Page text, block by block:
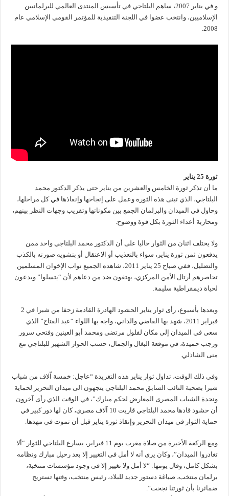
و في يناير 2007، ساهم البلتاجي في تأسيس المنتدى العالمي للبرلمانيين
الإسلاميين، وانتخب عضوا في اللجنة التنفيذية للمؤتمر القومي الإسلامي عام
2008.
ثورة 25 يناير
ما أن تذكر ثورة الخامس والعشرين من يناير حتى يذكر الدكتور محمد
البلتاجي، الذي تبنى هذه الثورة وعمل على إنجاحها وإنقاذها في كل مراحلها،
وحاول في الميدان والبرلمان الجمع بين مكوناتها وتقريب وجهات النظر بينهم،
ومحاربة أعداء الثورة بكل قوة ووضوح.
ولا يختلف اثنان من الثوار حاليا على أن الدكتور محمد البلتاجي واحد ممن
يدفعون ثمن ثورة يناير، سواء بالتعذيب أو الاعتقال أو بتشويه صورته بالكذب
والتضليل، ففي صباح 25 يناير 2011، شاهده الجميع نواب الإخوان المسلمين
تحاصرهم أرتال الأمن المركزي، يهتفون ضد من دعاهم لأن “يتسلوا” ويدعون
لحياة ديمقراطية سليمة.
وبعدها بأسبوع، رأى ثوار يناير الحشود الهادرة القادمة زحفا من شبرا في 2
فبراير 2011، شهد بها القاضي والداني، واجه بها اللواء “عبد الفتاح” الذي
سعى في الميدان إلى مكان لفلول مرتضى ومحمد أبو العينين وفتحي سرور
ورجب حميدة، في موقعة البغال والجمال، حسب الحوار الشهير للبلتاجي مع
منى الشاذلي.
وفي ذلك الوقت، تداول ثوار يناير هذه التغريدة “عاجل: خمسة اّلاف من شباب
شبرا بصحبة النائب السابق محمد البلتاجي يتجهون الى ميدان التحرير لحماية
ونجدة الشباب المصرى المعارض لحكم مبارك”، في الوقت الذي رأى آخرون
أن حشود قادها محمد البلتاجي قاربت 10 آلاف مصري، كان لها دور كبير في
حماية الثوار في ميدان التحرير وإنقاذ ثورة يناير قبل أن تموت في مهدها.
ومع الركعة الأخيرة من صلاة مغرب يوم 11 فبراير، يسارع البلتاجي للثوار “ألا
تغادروا الميدان”، وكان يرى أنه لا أمل فى التغيير إلا بعد رحيل مبارك ونظامه
بشكل كامل، وقال يومها: “لا أمل ولا تغيير إلا فى وجود مؤسسات منتخبة،
برلمان منتخب، صياغة دستور جديد للبلاد، رئيس منتخب، وقتها تستريح
ضمائرنا بأن ثورتنا نجحت”.